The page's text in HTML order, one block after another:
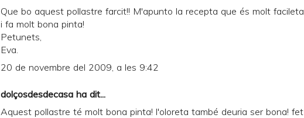
Que bo aquest pollastre farcit!! M'apunto la recepta que és molt facileta
i fa molt bona pinta!
Petunets,
Eva.
20 de novembre del 2009, a les 9:42
dolçosdesdecasa ha dit...
Aquest pollastre té molt bona pinta! l'oloreta també deuria ser bona! fet